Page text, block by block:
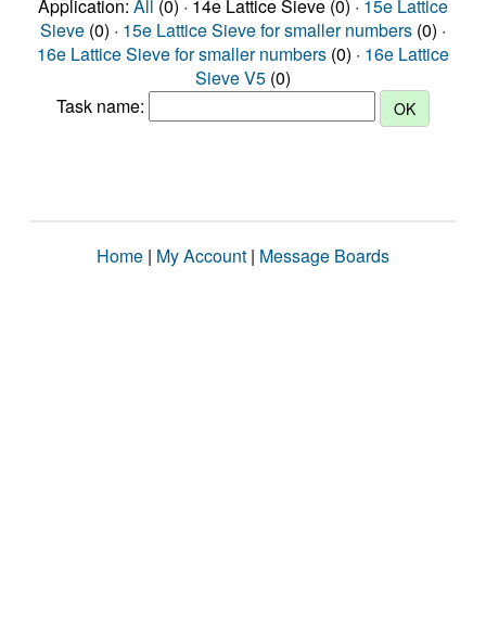
Application: All (0) · 14e Lattice Sieve (0) · 15e Lattice
Sieve (0) · 15e Lattice Sieve for smaller numbers (0) ·
16e Lattice Sieve for smaller numbers (0) · 16e Lattice
Sieve V5 (0)
Task name:
Home | My Account | Message Boards